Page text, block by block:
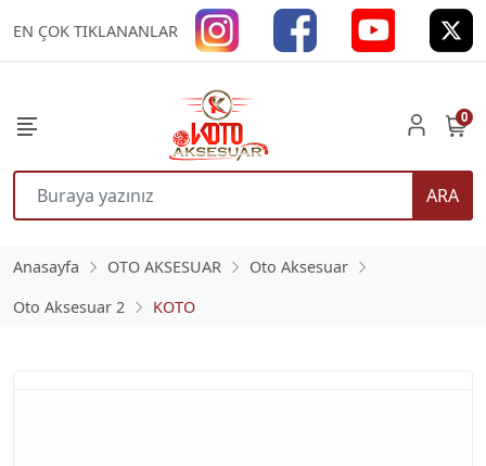
EN ÇOK TIKLANANLAR
ARA
0
Anasayfa OTO AKSESUAR
Oto Aksesuar
Oto Aksesuar 2
KOTO